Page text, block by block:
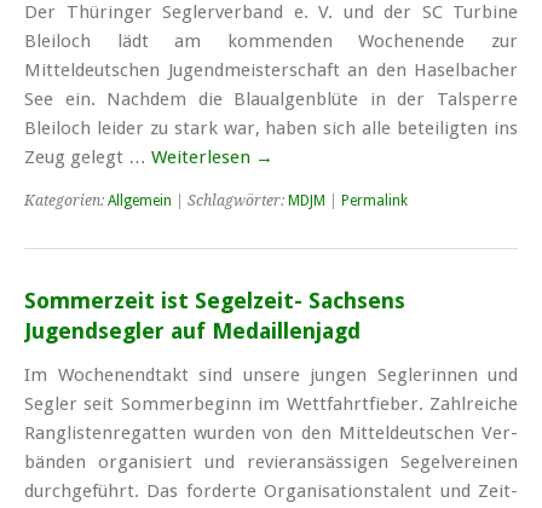
Der Thüringer Seglerverband e. V. und der SC Turbine
Bleiloch lädt am kommenden Wochenende zur
Mitteldeutschen Jugendmeisterschaft an den Haselbacher
See ein. Nachdem die Blaualgenblüte in der Talsperre
Bleiloch leider zu stark war, haben sich alle beteiligten ins
Zeug gelegt … Weiterlesen →
Kategorien: Allgemein | Schlagwörter: MDJM Permalink
Sommerzeit ist Segelzeit- Sachsens
Jugendsegler auf Medaillenjagd
Im Wo­chen­end­takt sind un­se­re jun­gen Seg­le­rin­nen und
Seg­ler seit Som­mer­be­ginn im Wett­fahrt­fie­ber. Zahl­rei­che
Rang­lis­ten­re­gat­ten wur­den von den Mit­tel­deut­schen Ver­
bän­den or­ga­ni­siert und re­vier­an­säs­si­gen Se­gel­ver­ei­nen
durch­ge­führt. Das for­der­te Or­ga­ni­sa­ti­ons­ta­lent und Zeit­